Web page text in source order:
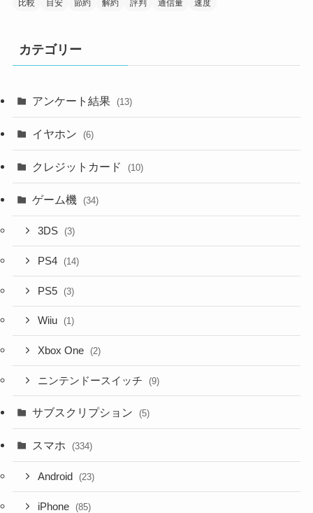
比較 目安 節約 解約 評判 通信量 速度
カテゴリー
アンケート結果 (13)
イヤホン (6)
クレジットカード (10)
ゲーム機 (34)
3DS (3)
PS4 (14)
PS5 (3)
Wiiu (1)
Xbox One (2)
ニンテンドースイッチ (9)
サブスクリプション (5)
スマホ (334)
Android (23)
iPhone (85)